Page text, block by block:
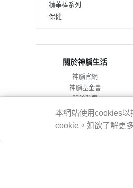
精華棒系列
保健
關於神腦生活
神腦官網
神腦基金會
關於我們
會員服務條款
隱私權政策
網站導覽
本網站使用cookies以
cookie。如欲了解更